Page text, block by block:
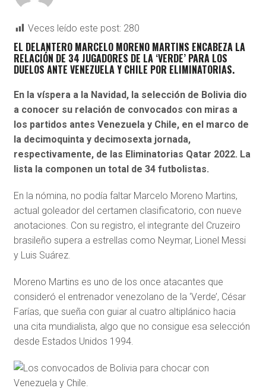
Veces leído este post: 280
EL DELANTERO MARCELO MORENO MARTINS ENCABEZA LA
RELACIÓN DE 34 JUGADORES DE LA ‘VERDE’ PARA LOS
DUELOS ANTE VENEZUELA Y CHILE POR ELIMINATORIAS.
En la víspera a la Navidad, la selección de Bolivia dio
a conocer su relación de convocados con miras a
los partidos antes Venezuela y Chile, en el marco de
la decimoquinta y decimosexta jornada,
respectivamente, de las Eliminatorias Qatar 2022. La
lista la componen un total de 34 futbolistas.
En la nómina, no podía faltar Marcelo Moreno Martins,
actual goleador del certamen clasificatorio, con nueve
anotaciones. Con su registro, el integrante del Cruzeiro
brasileño supera a estrellas como Neymar, Lionel Messi
y Luis Suárez.
Moreno Martins es uno de los once atacantes que
consideró el entrenador venezolano de la ‘Verde’, César
Farías, que sueña con guiar al cuatro altiplánico hacia
una cita mundialista, algo que no consigue esa selección
desde Estados Unidos 1994.